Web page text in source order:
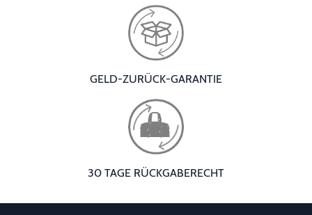
GELD-ZURÜCK-GARANTIE
30 TAGE RÜCKGABERECHT